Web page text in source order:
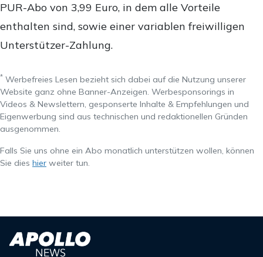
PUR-Abo von 3,99 Euro, in dem alle Vorteile
enthalten sind, sowie einer variablen freiwilligen
Unterstützer-Zahlung.
* Werbefreies Lesen bezieht sich dabei auf die Nutzung unserer
Website ganz ohne Banner-Anzeigen. Werbesponsorings in
Videos & Newslettern, gesponserte Inhalte & Empfehlungen und
Eigenwerbung sind aus technischen und redaktionellen Gründen
ausgenommen.
Falls Sie uns ohne ein Abo monatlich unterstützen wollen, können
Sie dies hier weiter tun.